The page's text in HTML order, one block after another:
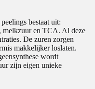
bestaat uit:
melkzuur en TCA. Al deze
De zuren zorgen
makkelijker loslaten.
wordt
zijn eigen unieke